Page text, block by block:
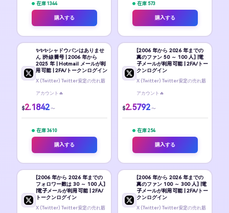
在庫 1344
購入する
在庫 573
購入する
✨️✨️✨️シャドウバンはありませ
ん |外線番号 | 2006 年から
2025 年 | Hotmail メールが利
用可能 | 2FA/トークンログイン
X (Twitter) Twitter安定の売れ筋
アカウント🔥
$2.1842 〜
在庫 3610
購入する
[2006 年から 2026 年までの
真のファン 50 ～ 100 人] |電
子メールが利用可能 | 2FA/トー
クンログイン
X (Twitter) Twitter安定の売れ筋
アカウント🔥
$2.5792 〜
在庫 254
購入する
[2006 年から 2026 年までの
フォロワー数は 30 ～ 100 人]
|電子メールが利用可能 | 2FA/
トークンログイン
X (Twitter) Twitter安定の売れ筋
[2006 年から 2026 年までの
真のファン 100 ～ 300 人] |電
子メールが利用可能 | 2FA/トー
クンログイン
X (Twitter) Twitter安定の売れ筋